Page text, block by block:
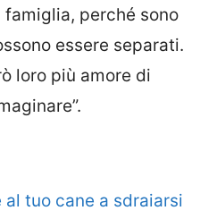
perché sono
essere separati.
loro più amore di
al tuo cane a sdraiarsi